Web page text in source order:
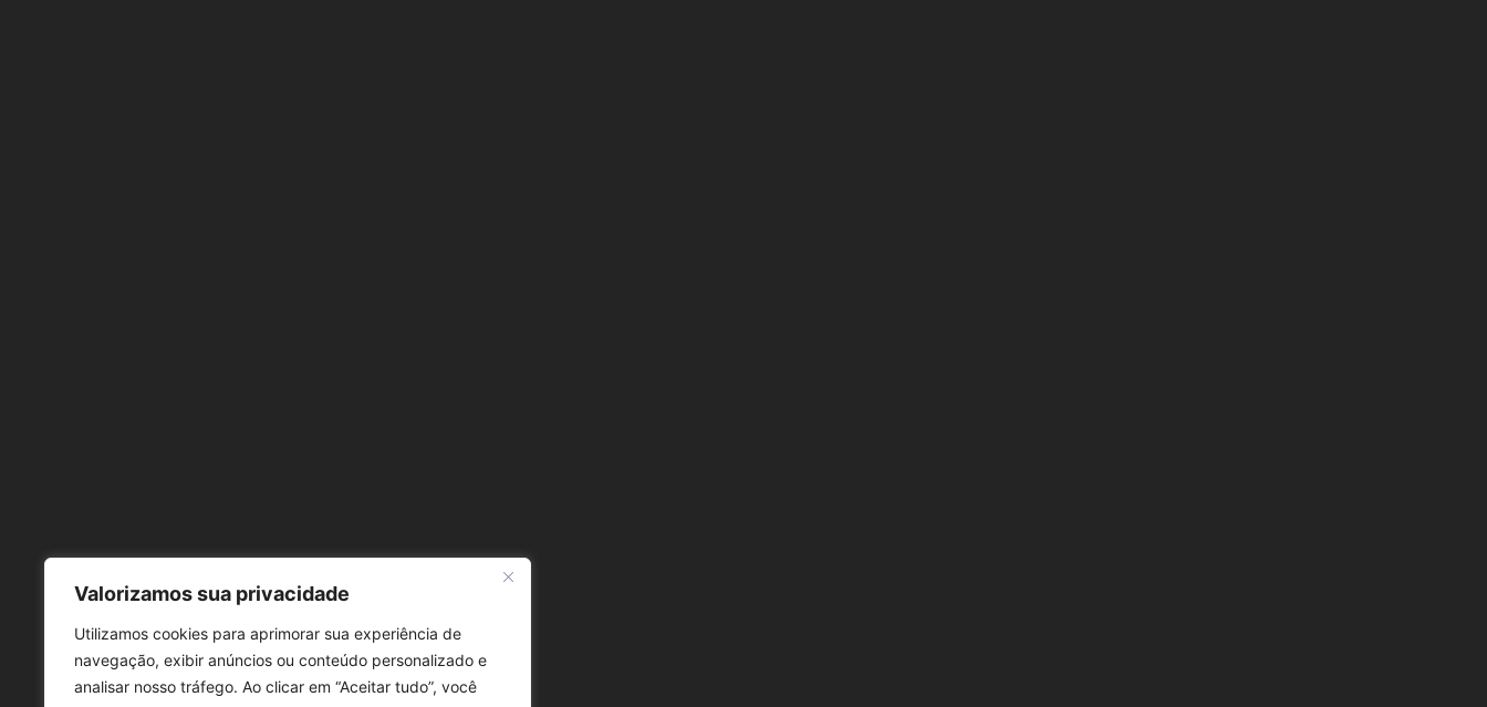
Valorizamos sua privacidade
Utilizamos cookies para aprimorar sua experiência de
navegação, exibir anúncios ou conteúdo personalizado e
analisar nosso tráfego. Ao clicar em “Aceitar tudo”, você